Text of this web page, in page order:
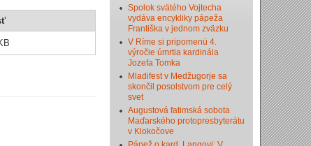
Spolok svätého Vojtecha
vydáva encykliky pápeža
Františka v jednom zväzku
V Ríme si pripomenú 4.
výročie úmrtia kardinála
Jozefa Tomka
Mladifest v Medžugorje sa
skončil posolstvom pre celý
svet
Augustová fatimská sobota
Maďarského protopresbyterátu
v Klokočove